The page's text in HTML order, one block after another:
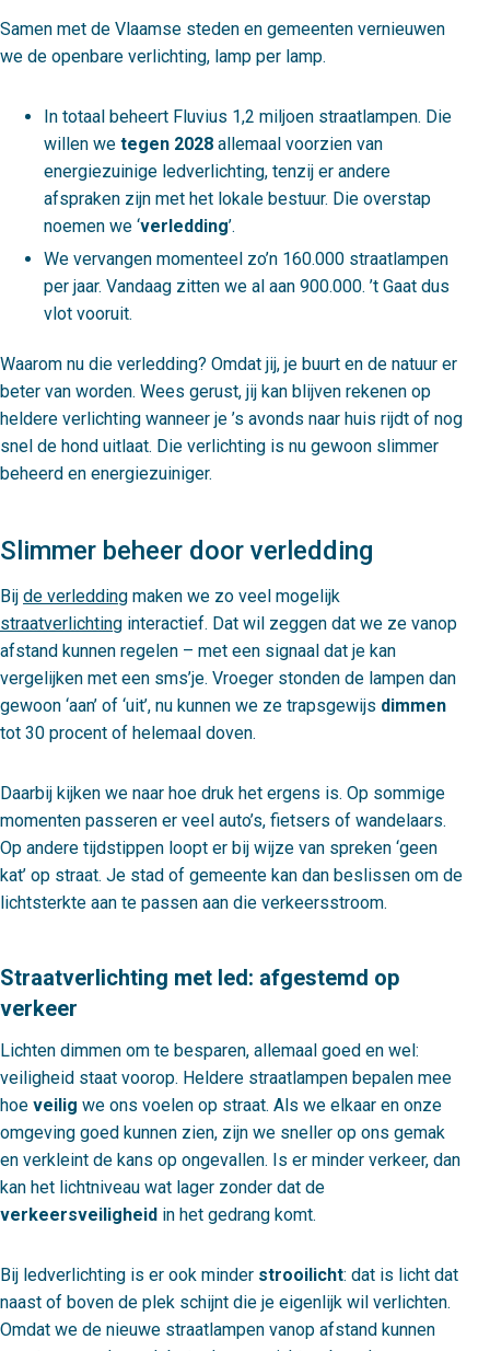
Samen met de Vlaamse steden en gemeenten vernieuwen
we de openbare verlichting, lamp per lamp.
In totaal beheert Fluvius 1,2 miljoen straatlampen. Die
willen we tegen 2028 allemaal voorzien van
energiezuinige ledverlichting, tenzij er andere
afspraken zijn met het lokale bestuur. Die overstap
noemen we ‘verledding’.
We vervangen momenteel zo’n 160.000 straatlampen
per jaar. Vandaag zitten we al aan 900.000. ’t Gaat dus
vlot vooruit.
Waarom nu die verledding? Omdat jij, je buurt en de natuur er
beter van worden. Wees gerust, jij kan blijven rekenen op
heldere verlichting wanneer je ’s avonds naar huis rijdt of nog
snel de hond uitlaat. Die verlichting is nu gewoon slimmer
beheerd en energiezuiniger.
Slimmer beheer door verledding
Bij de verledding maken we zo veel mogelijk
straatverlichting interactief. Dat wil zeggen dat we ze vanop
afstand kunnen regelen – met een signaal dat je kan
vergelijken met een sms’je. Vroeger stonden de lampen dan
gewoon ‘aan’ of ‘uit’, nu kunnen we ze trapsgewijs dimmen
tot 30 procent of helemaal doven.
Daarbij kijken we naar hoe druk het ergens is. Op sommige
momenten passeren er veel auto’s, fietsers of wandelaars.
Op andere tijdstippen loopt er bij wijze van spreken ‘geen
kat’ op straat. Je stad of gemeente kan dan beslissen om de
lichtsterkte aan te passen aan die verkeersstroom.
Straatverlichting met led: afgestemd op
verkeer
Lichten dimmen om te besparen, allemaal goed en wel:
veiligheid staat voorop. Heldere straatlampen bepalen mee
hoe veilig we ons voelen op straat. Als we elkaar en onze
omgeving goed kunnen zien, zijn we sneller op ons gemak
en verkleint de kans op ongevallen. Is er minder verkeer, dan
kan het lichtniveau wat lager zonder dat de
verkeersveiligheid in het gedrang komt.
Bij ledverlichting is er ook minder strooilicht: dat is licht dat
naast of boven de plek schijnt die je eigenlijk wil verlichten.
Omdat we de nieuwe straatlampen vanop afstand kunnen